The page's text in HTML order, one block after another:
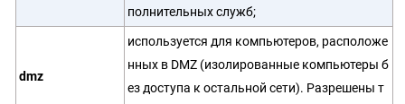
полнительных служб;
dmz
используется для компьютеров, расположе
нных в DMZ (изолированные компьютеры б
ез доступа к остальной сети). Разрешены т